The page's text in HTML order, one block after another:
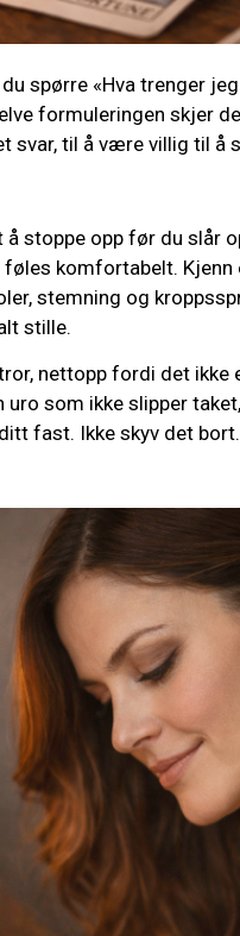
spørre «Hva trenger
formuleringen skjer
svar, til å være villig til å
stoppe opp før du slår
komfortabelt.
stemning og
stille.
nettopp fordi det
som ikke slipper
fast. Ikke skyv det